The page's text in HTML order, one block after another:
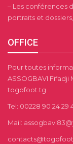
– Les conférences
portraits et
OFFICE
Pour toutes
ASSOGBAVI
togofoot.tg
Tel: 00228 90 24 29
Mail: